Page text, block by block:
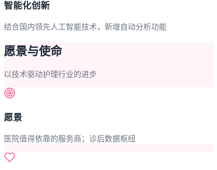
智能化创新
结合国内领先人工智能技术，新增自动分析功能
愿景与使命
以技术驱动护理行业的进步
愿景
医院值得依靠的服务商；诊后数据枢纽